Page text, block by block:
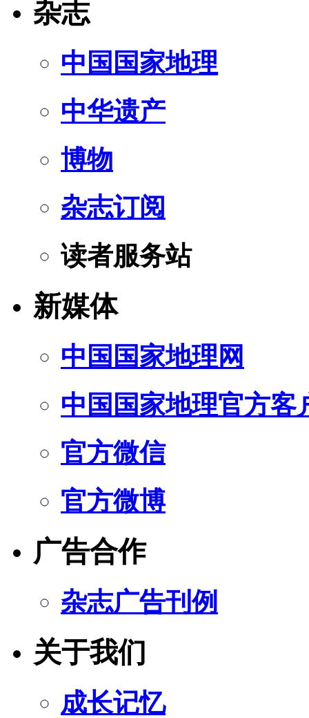
杂志
中国国家地理
中华遗产
博物
杂志订阅
读者服务站
新媒体
中国国家地理网
中国国家地理官方客
官方微信
官方微博
广告合作
杂志广告刊例
关于我们
成长记忆